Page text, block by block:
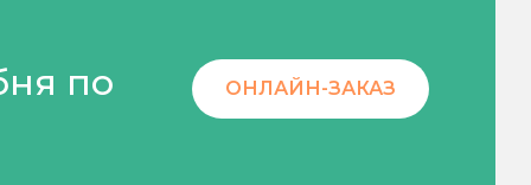
по
ОНЛАЙН-ЗАКАЗ